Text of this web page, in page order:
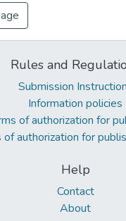
Rules and
Submission
Information policies
of authorization for
of authorization for
Help
Contact
About